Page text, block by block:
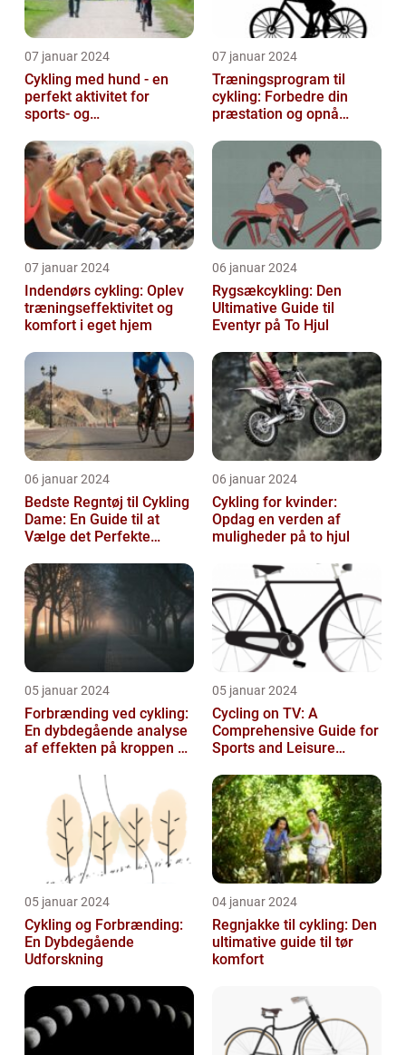
07 januar 2024
Cykling med hund - en
perfekt aktivitet for
sports- og
07 januar 2024
Træningsprogram til
cykling: Forbedre din
præstation og opnå
07 januar 2024
Indendørs cykling: Oplev
træningseffektivitet og
komfort i eget hjem
06 januar 2024
Rygsækcykling: Den
Ultimative Guide til
Eventyr på To Hjul
06 januar 2024
Bedste Regntøj til Cykling
Dame: En Guide til at
Vælge det Perfekte
unde...
06 januar 2024
Cykling for kvinder:
Opdag en verden af
muligheder på to hjul
05 januar 2024
Forbrænding ved cykling:
En dybdegående analyse
af effekten på kroppen og
05 januar 2024
Cycling on TV: A
Comprehensive Guide for
Sports and Leisure
05 januar 2024
Cykling og Forbrænding:
En Dybdegående
Udforskning
04 januar 2024
Regnjakke til cykling: Den
ultimative guide til tør
komfort